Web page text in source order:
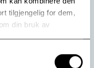
tilgjengelig for dem,
din bruk av